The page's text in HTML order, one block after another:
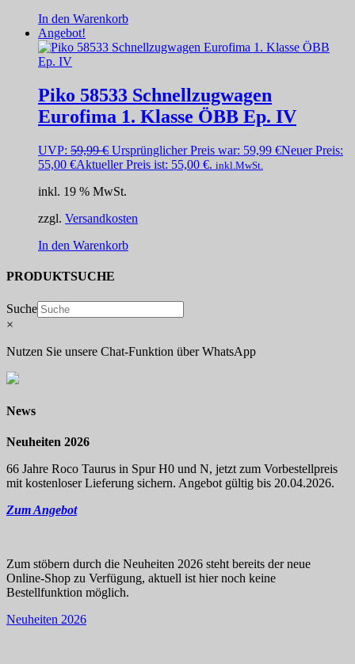
In den Warenkorb
Angebot!
Piko 58533 Schnellzugwagen
Eurofima 1. Klasse ÖBB Ep. IV
UVP: 59,99€ Ursprünglicher Preis war: 59,99 €Neuer Preis:
55,00 €Aktueller Preis ist: 55,00 €. inkl.MwSt.
inkl. 19 % MwSt.
zzgl. Versandkosten
In den Warenkorb
PRODUKTSUCHE
Suche
×
Nutzen Sie unsere Chat-Funktion über WhatsApp
News
Neuheiten 2026
66 Jahre Roco Taurus in Spur H0 und N, jetzt zum Vorbestellpreis
mit kostenloser Lieferung sichern. Angebot gültig bis 20.04.2026.
Zum Angebot
Zum stöbern durch die Neuheiten 2026 steht bereits der neue
Online-Shop zu Verfügung, aktuell ist hier noch keine
Bestellfunktion möglich.
Neuheiten 2026